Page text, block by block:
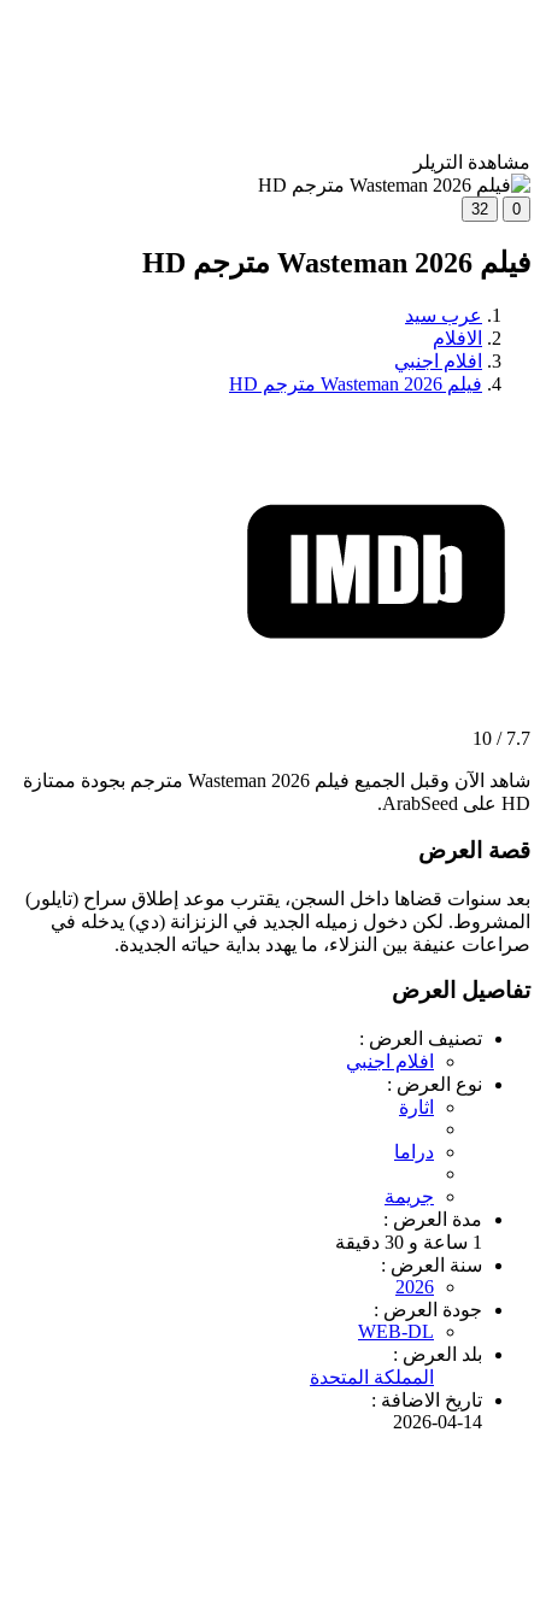
مشاهدة التريلر
0
32
فيلم Wasteman 2026 مترجم HD
عرب سيد
الافلام
افلام اجنبي
فيلم Wasteman 2026 مترجم HD
7.7 / 10
شاهد الآن وقبل الجميع فيلم Wasteman 2026 مترجم بجودة ممتازة
HD على ArabSeed.
قصة العرض
بعد سنوات قضاها داخل السجن، يقترب موعد إطلاق سراح (تايلور)
المشروط. لكن دخول زميله الجديد في الزنزانة (دي) يدخله في
صراعات عنيفة بين النزلاء، ما يهدد بداية حياته الجديدة.
تفاصيل العرض
تصنيف العرض :
افلام اجنبي
نوع العرض :
اثارة
دراما
جريمة
مدة العرض :
1 ساعة و 30 دقيقة
سنة العرض :
2026
جودة العرض :
WEB-DL
بلد العرض :
المملكة المتحدة
تاريخ الاضافة :
2026-04-14